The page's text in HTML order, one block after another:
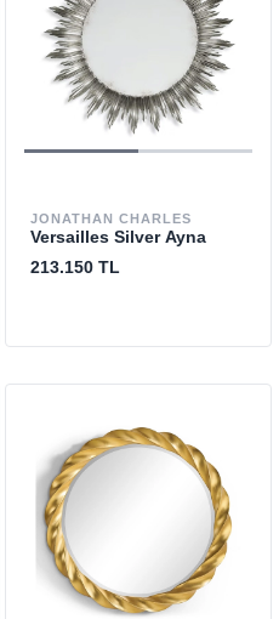
JONATHAN CHARLES
Versailles Silver Ayna
213.150 TL